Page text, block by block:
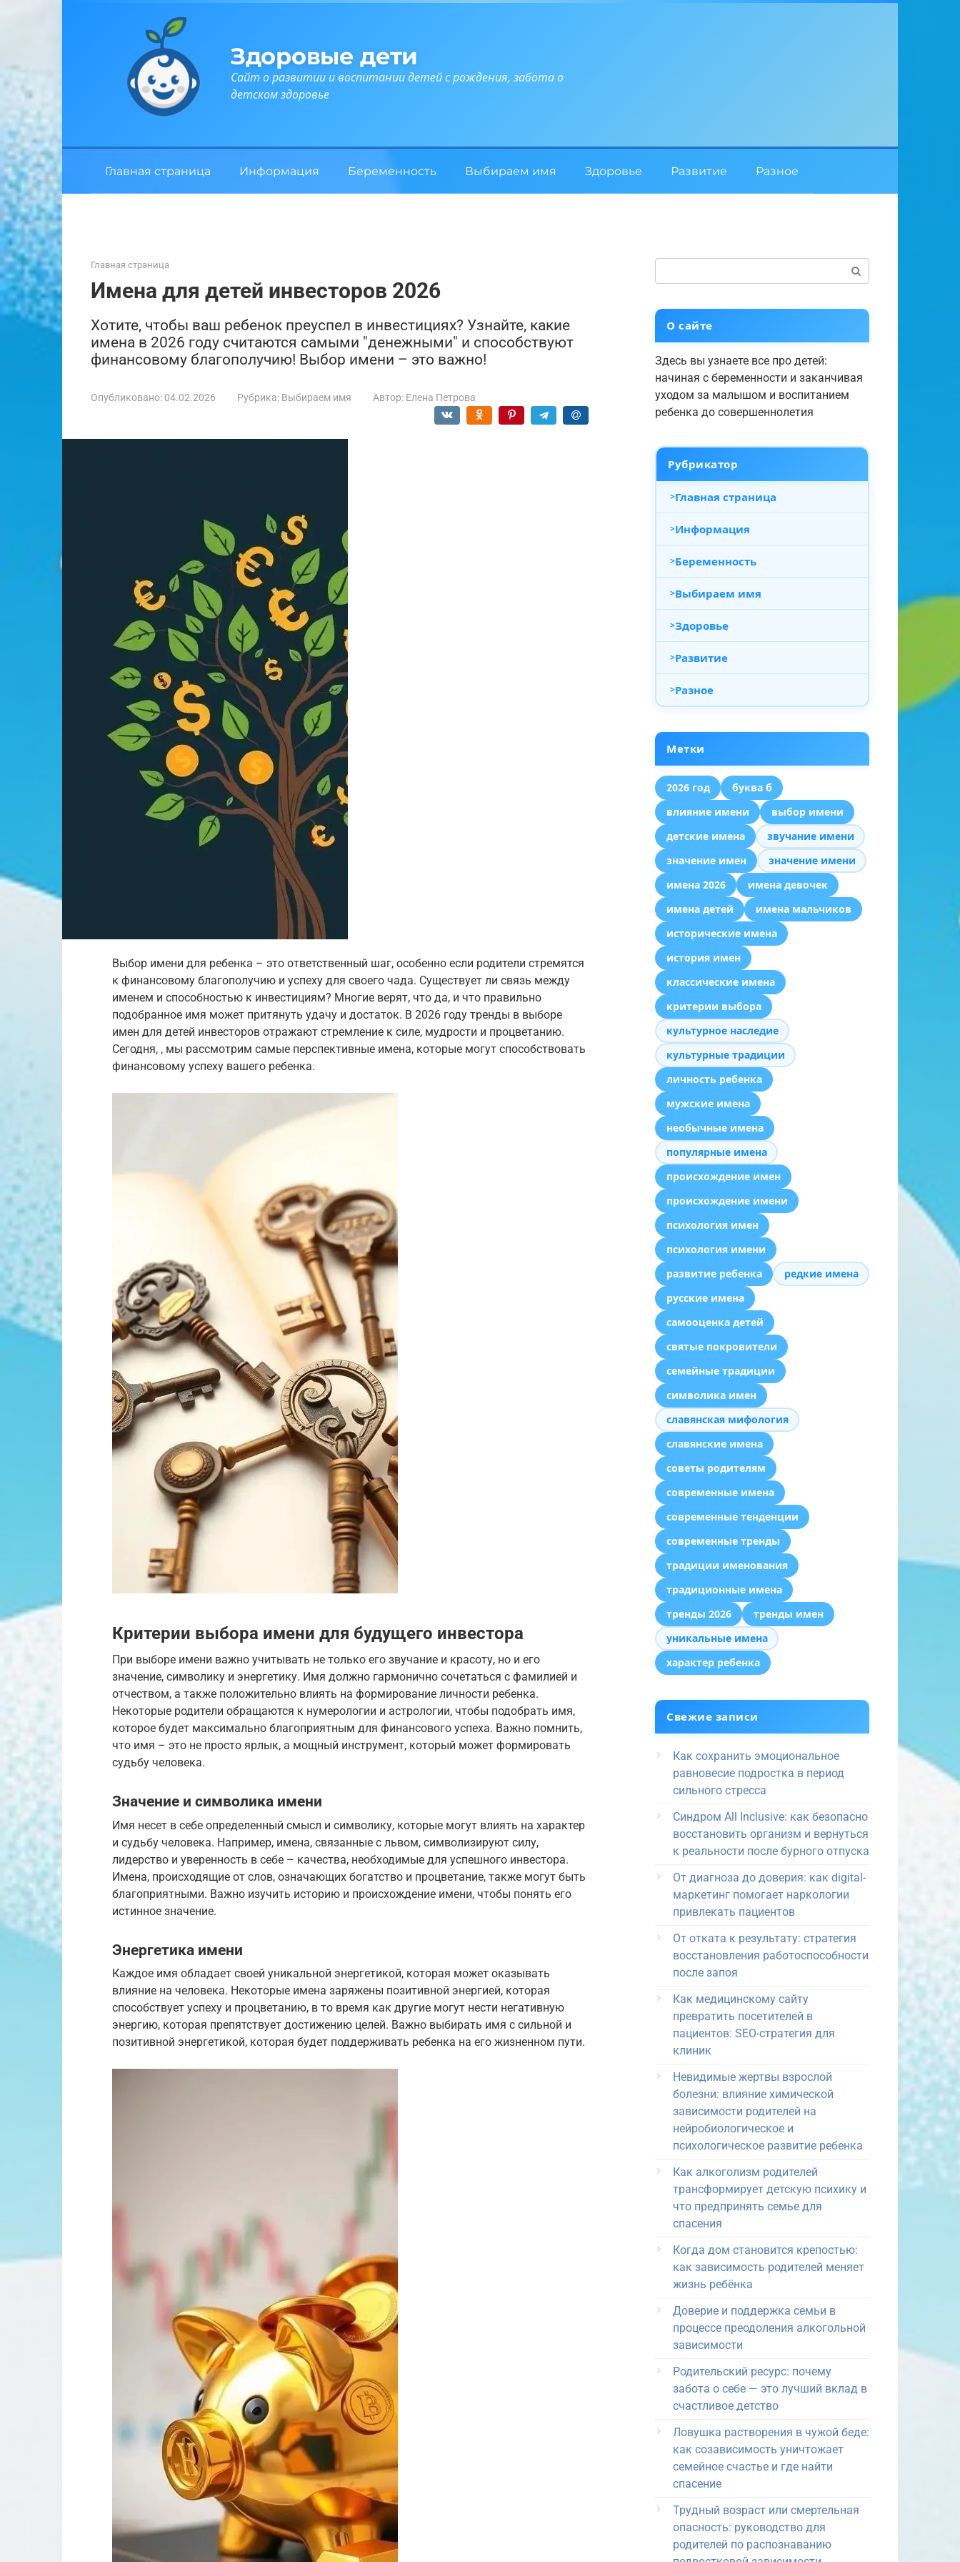
Здоровые дети
Сайт о развитии и воспитании детей с рождения, забота о
детском здоровье
Главная страница Информация Беременность Выбираем имя Здоровье Развитие Разное
Главная страница
Имена для детей инвесторов 2026
Хотите, чтобы ваш ребенок преуспел в инвестициях? Узнайте, какие
имена в 2026 году считаются самыми "денежными" и способствуют
финансовому благополучию! Выбор имени – это важно!
Опубликовано: 04.02.2026 Рубрика: Выбираем имя Автор: Елена Петрова
Выбор имени для ребенка – это ответственный шаг, особенно если родители стремятся
к финансовому благополучию и успеху для своего чада. Существует ли связь между
именем и способностью к инвестициям? Многие верят, что да, и что правильно
подобранное имя может притянуть удачу и достаток. В 2026 году тренды в выборе
имен для детей инвесторов отражают стремление к силе, мудрости и процветанию.
Сегодня, , мы рассмотрим самые перспективные имена, которые могут способствовать
финансовому успеху вашего ребенка.
Критерии выбора имени для будущего инвестора
При выборе имени важно учитывать не только его звучание и красоту, но и его
значение, символику и энергетику. Имя должно гармонично сочетаться с фамилией и
отчеством, а также положительно влиять на формирование личности ребенка.
Некоторые родители обращаются к нумерологии и астрологии, чтобы подобрать имя,
которое будет максимально благоприятным для финансового успеха. Важно помнить,
что имя – это не просто ярлык, а мощный инструмент, который может формировать
судьбу человека.
Значение и символика имени
Имя несет в себе определенный смысл и символику, которые могут влиять на характер
и судьбу человека. Например, имена, связанные с львом, символизируют силу,
лидерство и уверенность в себе – качества, необходимые для успешного инвестора.
Имена, происходящие от слов, означающих богатство и процветание, также могут быть
благоприятными. Важно изучить историю и происхождение имени, чтобы понять его
истинное значение.
Энергетика имени
Каждое имя обладает своей уникальной энергетикой, которая может оказывать
влияние на человека. Некоторые имена заряжены позитивной энергией, которая
способствует успеху и процветанию, в то время как другие могут нести негативную
энергию, которая препятствует достижению целей. Важно выбирать имя с сильной и
позитивной энергетикой, которая будет поддерживать ребенка на его жизненном пути.
О сайте
Здесь вы узнаете все про детей:
начиная с беременности и заканчивая
уходом за малышом и воспитанием
ребенка до совершеннолетия
Рубрикатор
Главная страница
Информация
Беременность
Выбираем имя
Здоровье
Развитие
Разное
Метки
2026 год
буква б
влияние имени
выбор имени
детские имена
звучание имени
значение имен
значение имени
имена 2026
имена девочек
имена детей
имена мальчиков
исторические имена
история имен
классические имена
критерии выбора
культурное наследие
культурные традиции
личность ребенка
мужские имена
необычные имена
популярные имена
происхождение имен
происхождение имени
психология имен
психология имени
развитие ребенка
редкие имена
русские имена
самооценка детей
святые покровители
семейные традиции
символика имен
славянская мифология
славянские имена
советы родителям
современные имена
современные тенденции
современные тренды
традиции именования
традиционные имена
тренды 2026
тренды имен
уникальные имена
характер ребенка
Свежие записи
Как сохранить эмоциональное
равновесие подростка в период
сильного стресса
Синдром All Inclusive: как безопасно
восстановить организм и вернуться
к реальности после бурного отпуска
От диагноза до доверия: как digital-
маркетинг помогает наркологии
привлекать пациентов
От отката к результату: стратегия
восстановления работоспособности
после запоя
Как медицинскому сайту
превратить посетителей в
пациентов: SEO-стратегия для
клиник
Невидимые жертвы взрослой
болезни: влияние химической
зависимости родителей на
нейробиологическое и
психологическое развитие ребенка
Как алкоголизм родителей
трансформирует детскую психику и
что предпринять семье для
спасения
Когда дом становится крепостью:
как зависимость родителей меняет
жизнь ребёнка
Доверие и поддержка семьи в
процессе преодоления алкогольной
зависимости
Родительский ресурс: почему
забота о себе — это лучший вклад в
счастливое детство
Ловушка растворения в чужой беде:
как созависимость уничтожает
семейное счастье и где найти
спасение
Трудный возраст или смертельная
опасность: руководство для
родителей по распознаванию